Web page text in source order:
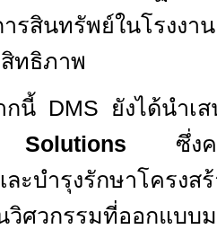
รสินทรัพย์ในโรงงา
ทธิภาพ
กนี้ DMS ยังได้นำเ
ซึ่ง
ะบำรุงรักษาโครงส
ศวกรรมที่ออกแบบ